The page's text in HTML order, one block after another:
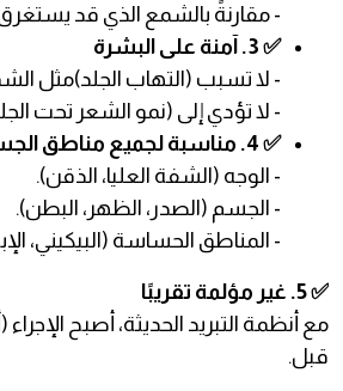
- مقارنةً بالشمع الذي قد
✅ 3. آمنة على البشرة
- لا تسبب (التهاب الجلد)مثل
- لا تؤدي إلى (نمو الشعر تحت
✅ 4. مناسبة لجميع مناطق الجسم
- الوجه (الشفة العليا، الذقن).
- الجسم (الصدر، الظهر، البطن).
- المناطق الحساسة (البيكيني،
✅ 5. غير مؤلمة تقريبًا
مع أنظمة التبريد الحديثة، أصبح
قبل.